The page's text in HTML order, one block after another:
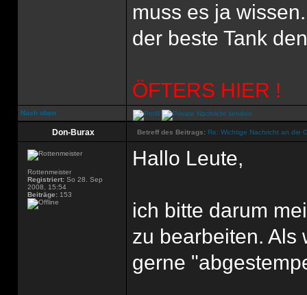
muss es ja
der beste Tank
ÖFTERS HIER !
Nach oben
Don-Burax Betreff des Beitrags: Re: Wichtige Nachricht an die
Rottenmeister
Registriert: So 28. Sep
2008, 15:54
Beiträge: 153
Hallo Leute,
ich bitte darum
zu bearbeiten. Als
gerne